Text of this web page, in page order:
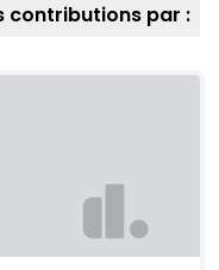
contributions par :